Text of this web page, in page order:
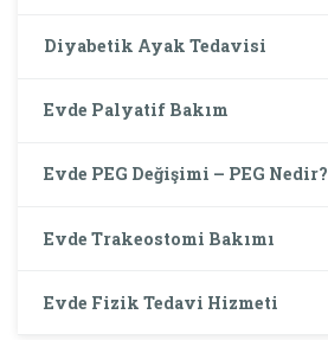
Diyabetik Ayak Tedavisi
Evde Palyatif Bakım
Evde PEG Değişimi – PEG Nedir?
Evde Trakeostomi Bakımı
Evde Fizik Tedavi Hizmeti